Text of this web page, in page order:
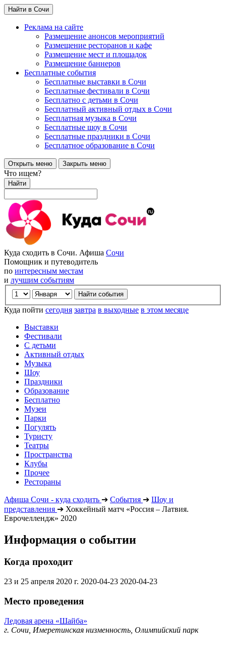
Найти в Сочи
Реклама на сайте
Размещение анонсов мероприятий
Размещение ресторанов и кафе
Размещение мест и площадок
Размещение баннеров
Бесплатные события
Бесплатные выставки в Сочи
Бесплатные фестивали в Сочи
Бесплатно с детьми в Сочи
Бесплатный активный отдых в Сочи
Бесплатная музыка в Сочи
Бесплатные шоу в Сочи
Бесплатные праздники в Сочи
Бесплатное образование в Сочи
Открыть меню Закрыть меню
Что ищем?
Найти
Куда сходить в Сочи. Афиша Сочи
Помощник и путеводитель
по интересным местам
и лучшим событиям
Куда пойти сегодня завтра в выходные в этом месяце
Выставки
Фестивали
С детьми
Активный отдых
Музыка
Шоу
Праздники
Образование
Бесплатно
Музеи
Парки
Погулять
Туристу
Театры
Пространства
Клубы
Прочее
Рестораны
Афиша Сочи - куда сходить ➔ События ➔ Шоу и
представления ➔ Хоккейный матч «Россия – Латвия.
Еврочеллендж» 2020
Информация о событии
Когда проходит
23 и 25 апреля 2020 г. 2020-04-23 2020-04-23
Место проведения
Ледовая арена «Шайба»
г. Сочи, Имеретинская низменность, Олимпийский парк